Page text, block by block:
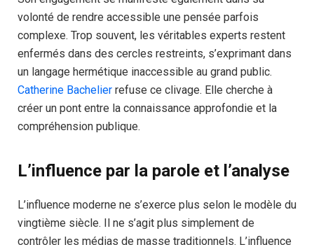
volonté de rendre accessible une pensée parfois
complexe. Trop souvent, les véritables experts restent
enfermés dans des cercles restreints, s’exprimant dans
un langage hermétique inaccessible au grand public.
Catherine Bachelier refuse ce clivage. Elle cherche à
créer un pont entre la connaissance approfondie et la
compréhension publique.
L’influence par la parole et l’analyse
L’influence moderne ne s’exerce plus selon le modèle du
vingtième siècle. Il ne s’agit plus simplement de
contrôler les médias de masse traditionnels. L’influence